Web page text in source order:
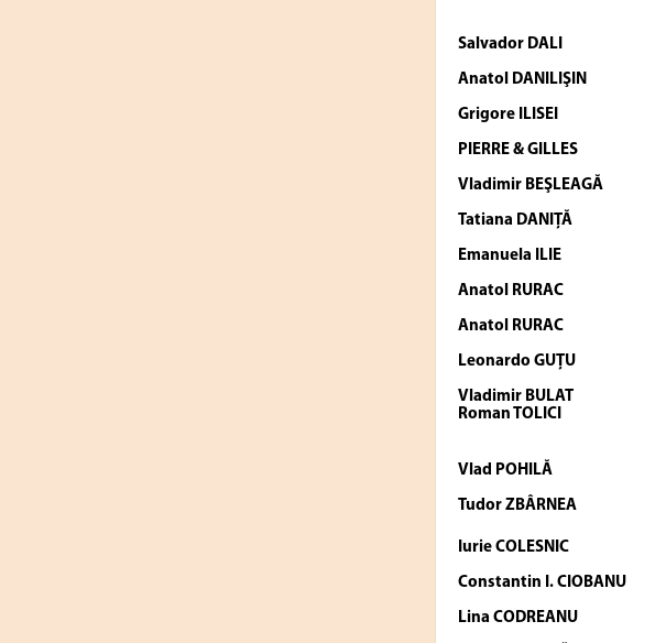
Salvador DALI
Anatol DANILIŞIN
Grigore ILISEI
PIERRE & GILLES
Vladimir BEŞLEAGĂ
Tatiana DANIŢĂ
Emanuela ILIE
Anatol RURAC
Anatol RURAC
Leonardo GUŢU
Vladimir BULAT
Roman TOLICI
Vlad POHILĂ
Tudor ZBÂRNEA
Iurie COLESNIC
Constantin I. CIOBANU
Lina CODREANU